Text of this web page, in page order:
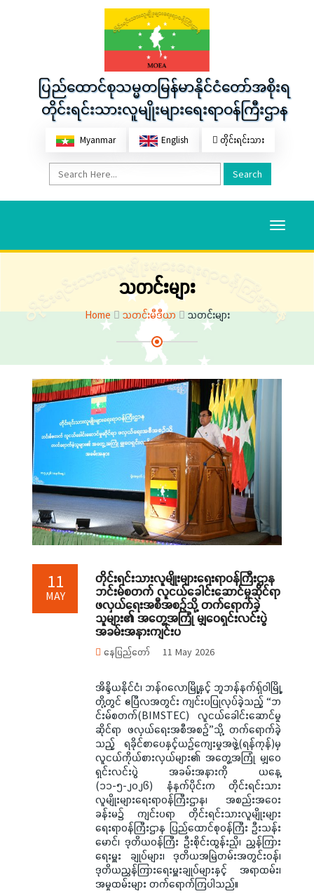
ပြည်ထောင်စုသမ္မတမြန်မာနိုင်ငံတော်အစိုးရ
တိုင်းရင်းသားလူမျိုးများရေးရာဝန်ကြီးဌာန
Myanmar English တိုင်းရင်းသား
Search
Toggle
သတင်းများ
Home သတင်းမီဒီယာ သတင်းများ
11
MAY
တိုင်းရင်းသားလူမျိုးများရေးရာဝန်ကြီးဌာန
ဘင်းမ်စတက် လူငယ်ခေါင်းဆောင်မှုဆိုင်ရာ
ဖလှယ်ရေးအစီအစဉ်သို့ တက်ရောက်ခဲ့
သူများ၏ အတွေ့အကြုံ မျှဝေရှင်းလင်းပွဲ
အခမ်းအနားကျင်းပ
နေပြည်တော် 11 May 2026
အိန္ဒိယနိုင်ငံ၊ ဘန်ဂလောမြို့နှင့် ဘူဘန်နက်ရှ်ဝါမြို့
တို့တွင် ဧပြီလအတွင်း ကျင်းပပြုလုပ်ခဲ့သည့် “ဘ
င်းမ်စတက်(BIMSTEC) လူငယ်ခေါင်းဆောင်မှု
ဆိုင်ရာ ဖလှယ်ရေးအစီအစဉ်”သို့ တက်ရောက်ခဲ့
သည့် ရခိုင်စာပေနှင့်ယဉ်ကျေးမှုအဖွဲ့(ရန်ကုန်)မှ
လူငယ်ကိုယ်စားလှယ်များ၏ အတွေ့အကြုံ မျှဝေ
ရှင်းလင်းပွဲ အခမ်းအနားကို ယနေ့
(၁၁-၅-၂၀၂၆) နံနက်ပိုင်းက တိုင်းရင်းသား
လူမျိုးများရေးရာဝန်ကြီးဌာန၊ အစည်းအဝေး
ခန်းမ၌ ကျင်းပရာ တိုင်းရင်းသားလူမျိုးများ
ရေးရာဝန်ကြီးဌာန ပြည်ထောင်စုဝန်ကြီး ဦးသန်း
မောင်၊ ဒုတိယဝန်ကြီး ဦးစိုင်းထွန်းညို၊ ညွှန်ကြား
ရေးမှူး ချုပ်များ၊ ဒုတိယအမြဲတမ်းအတွင်းဝန်၊
ဒုတိယညွှန်ကြားရေးမှူးချုပ်များနှင့် အရာထမ်း၊
အမှုထမ်းများ တက်ရောက်ကြပါသည်။